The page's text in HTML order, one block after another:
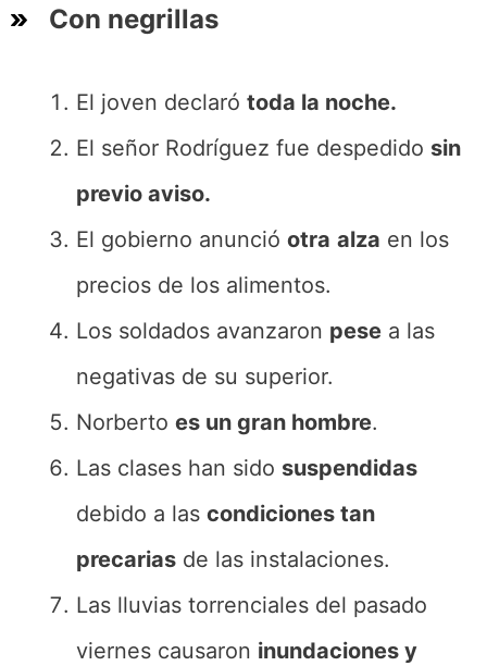
Con negrillas
El joven declaró toda la noche.
El señor Rodríguez fue despedido sin
previo aviso.
El gobierno anunció otra alza en los
precios de los alimentos.
Los soldados avanzaron pese a las
negativas de su superior.
Norberto es un gran hombre.
Las clases han sido suspendidas
debido a las condiciones tan
precarias de las instalaciones.
Las lluvias torrenciales del pasado
viernes causaron inundaciones y